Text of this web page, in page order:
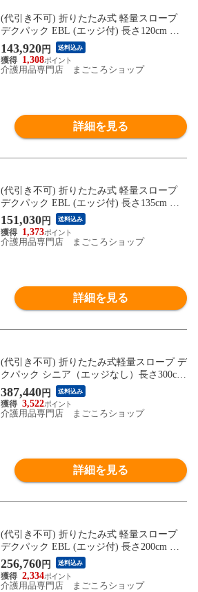
(代引き不可) 折りたたみ式 軽量スロープ
デクパック EBL (エッジ付) 長さ120cm ケ
アメディックス (車椅子 スロープ 段差解消
スロープ 屋外用 段差スロープ 介護 スロー
プ 介護 用 スロープ) 介護用品
143,920円 送料込み
1,308
介護用品専門店 まごころショップ
詳細を見る
(代引き不可) 折りたたみ式 軽量スロープ
デクパック EBL (エッジ付) 長さ135cm ケ
アメディックス (車椅子 スロープ 段差解消
スロープ 屋外用 段差スロープ 介護 スロー
プ 介護 用 スロープ) 介護用品
151,030円 送料込み
1,373
介護用品専門店 まごころショップ
詳細を見る
(代引き不可) 折りたたみ式軽量スロープ デ
クパック シニア（エッジなし）長さ300cm
ケアメディックス (車椅子 スロープ 段差解
消スロープ 屋外用 段差スロープ 介護 スロ
ープ 介護 用 スロープ) 介護用品
387,440円 送料込み
3,522
介護用品専門店 まごころショップ
詳細を見る
(代引き不可) 折りたたみ式 軽量スロープ
デクパック EBL (エッジ付) 長さ200cm ケ
アメディックス (車椅子 スロープ 段差解消
スロープ 屋外用 段差スロープ 介護 スロー
プ 介護 用 スロープ) 介護用品
256,760円 送料込み
2,334
介護用品専門店 まごころショップ